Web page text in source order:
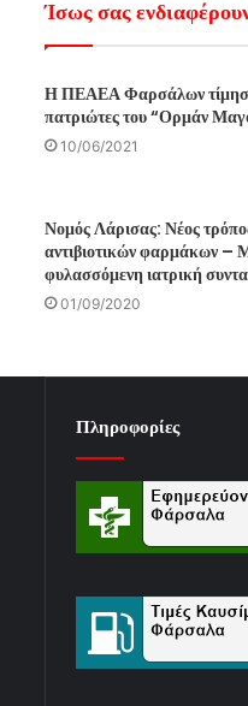
Ίσως σας
Η ΠΕΑΕΑ Φαρσάλων
πατριώτες του “Ορμάν
10/06/2021
Νομός Λάρισας: Νέος
αντιβιοτικών φαρμάκων –
φυλασσόμενη ιατρική
01/09/2020
Πληροφορίες